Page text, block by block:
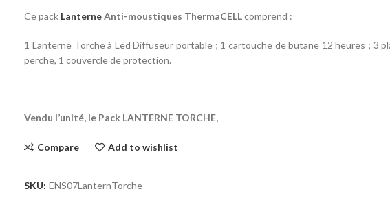
Ce pack LanterneAnti-moustiques ThermaCELLcomprend :
1 Lanterne Torche à Led Diffuseur portable ; 1 cartouche de butane 12 heures ; 3
perche, 1 couvercle de protection.
Vendu l’unité, le Pack LANTERNE TORCHE,
Compare Add to wishlist
SKU: ENS07LanternTorche